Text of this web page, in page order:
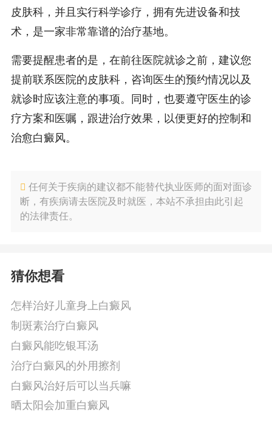
皮肤科，并且实行科学诊疗，拥有先进设备和技
术，是一家非常靠谱的治疗基地。
需要提醒患者的是，在前往医院就诊之前，建议您
提前联系医院的皮肤科，咨询医生的预约情况以及
就诊时应该注意的事项。同时，也要遵守医生的诊
疗方案和医嘱，跟进治疗效果，以便更好的控制和
治愈白癜风。
任何关于疾病的建议都不能替代执业医师的面对面诊
断，有疾病请去医院及时就医，本站不承担由此引起
的法律责任。
猜你想看
怎样治好儿童身上白癜风
制斑素治疗白癜风
白癜风能吃银耳汤
治疗白癜风的外用擦剂
白癜风治好后可以当兵嘛
晒太阳会加重白癜风